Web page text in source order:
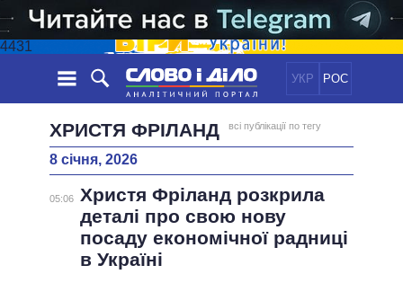
4431
УКР РОС
НОВИНИ
СТРІЧКА
ПОДІЇ
СТАТТІ
ДУМКИ
ОГЛЯДИ
ЕКОНОМІКА
СУСПІЛЬСТВО
СВІТ
ПОЛIТИКИ
УСІ ПОЛІТИКИ
ПРЕЗИДЕНТ І ОФІС
ІНФОГРАФІКА
ХРИСТЯ ФРІЛАНД всі публікації по тегу
8 січня, 2026
05:06 Христя Фріланд розкрила
деталі про свою нову
посаду економічної радниці
в Україні